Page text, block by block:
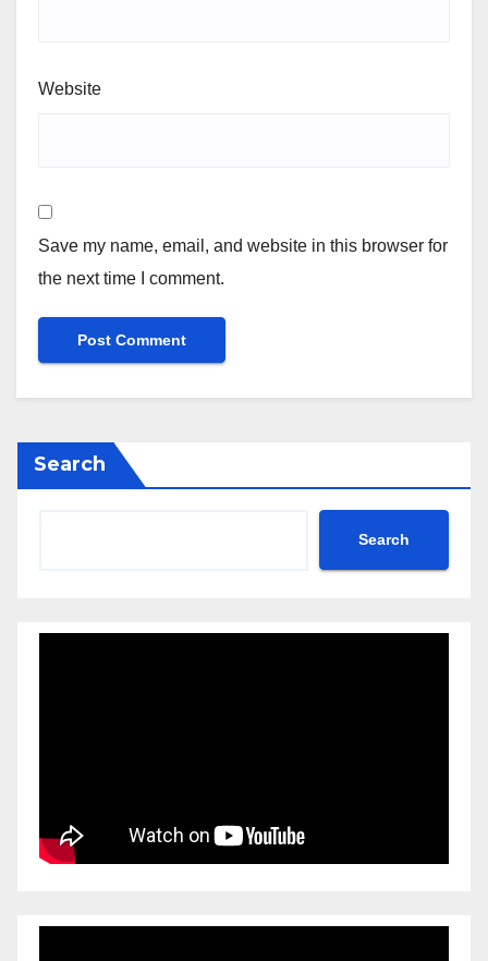
Website
Save my name, email, and website in this browser for
the next time I comment.
Search
Search